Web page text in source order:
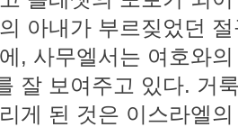
아내가 부르짖었던
, 사무엘서는 여호와
잘 보여주고 있다. 거
게 된 것은 이스라엘